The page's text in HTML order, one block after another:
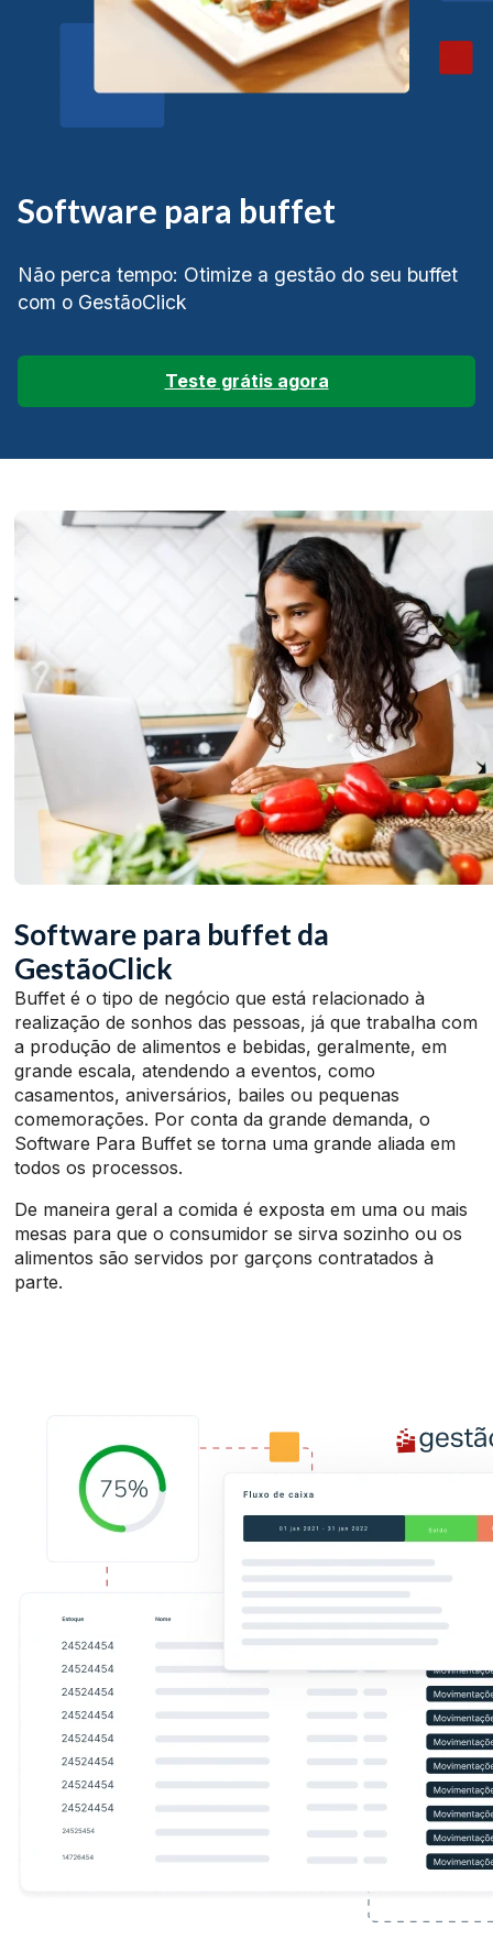
Software para buffet
Não perca tempo: Otimize a gestão do seu buffet
com o GestãoClick
Teste grátis agora
Software para buffet da
GestãoClick
Buffet é o tipo de negócio que está relacionado à
realização de sonhos das pessoas, já que trabalha com
a produção de alimentos e bebidas, geralmente, em
grande escala, atendendo a eventos, como
casamentos, aniversários, bailes ou pequenas
comemorações. Por conta da grande demanda, o
Software Para Buffet se torna uma grande aliada em
todos os processos.
De maneira geral a comida é exposta em uma ou mais
mesas para que o consumidor se sirva sozinho ou os
alimentos são servidos por garçons contratados à
parte.